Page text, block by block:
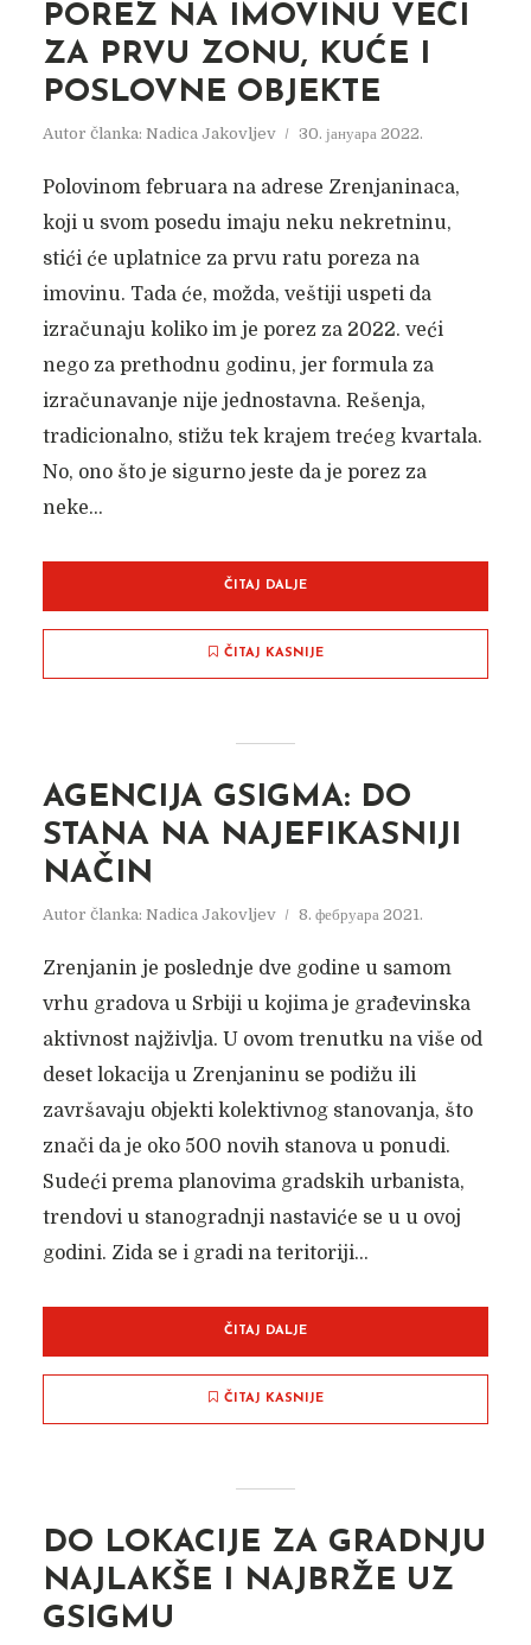
NAJGORA I NAJBOLJA
VREMENA
Autor članka:Nadica Jakovljev 30. децембра 2020.
POREZ NA IMOVINU VEĆI
ZA PRVU ZONU, KUĆE I
POSLOVNE OBJEKTE
Autor članka: Nadica Jakovljev 30. јануара 2022.
Polovinom februara na adrese Zrenjaninaca,
koji u svom posedu imaju neku nekretninu,
stići će uplatnice za prvu ratu poreza na
imovinu. Tada će, možda, veštiji uspeti da
izračunaju koliko im je porez za 2022. veći
nego za prethodnu godinu, jer formula za
izračunavanje nije jednostavna. Rešenja,
tradicionalno, stižu tek krajem trećeg kvartala.
No, ono što je sigurno jeste da je porez za
neke...
ČITAJ DALJE
ČITAJ KASNIJE
AGENCIJA GSIGMA: DO
STANA NA NAJEFIKASNIJI
NAČIN
Autor članka: Nadica Jakovljev 8. фебруара 2021.
Zrenjanin je poslednje dve godine u samom
vrhu gradova u Srbiji u kojima je građevinska
aktivnost najživlja. U ovom trenutku na više od
deset lokacija u Zrenjaninu se podižu ili
završavaju objekti kolektivnog stanovanja, što
znači da je oko 500 novih stanova u ponudi.
Sudeći prema planovima gradskih urbanista,
trendovi u stanogradnji nastaviće se u u ovoj
godini. Zida se i gradi na teritoriji...
ČITAJ DALJE
ČITAJ KASNIJE
DO LOKACIJE ZA GRADNJU
NAJLAKŠE I NAJBRŽE UZ
GSIGMU